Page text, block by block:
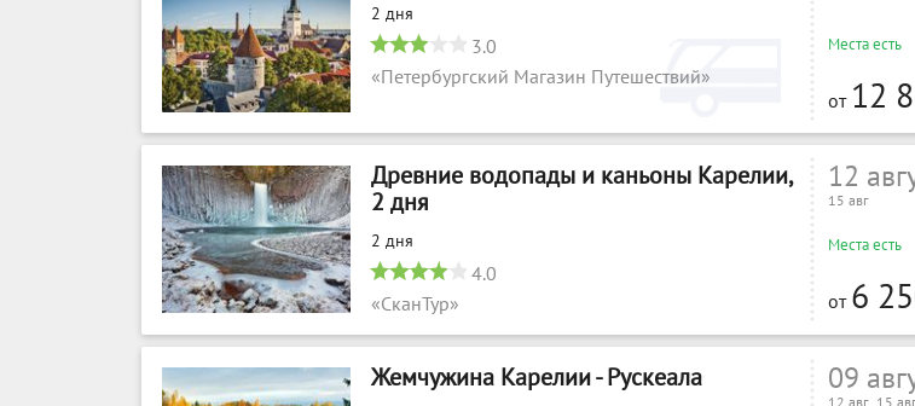
2 дня
3.0
«Петербургский Магазин Путешествий»
Места есть
от 12
Древние водопады и каньоны Карелии,
2 дня
2 дня
4.0
«СканТур»
12
15 авг
Места есть
от 6
Жемчужина Карелии - Рускеала 09
12 авг , 15